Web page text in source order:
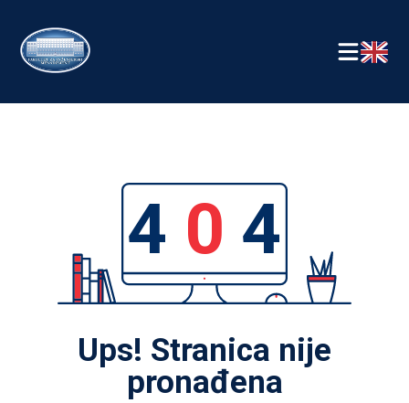
4 0 4
Ups! Stranica nije
pronađena